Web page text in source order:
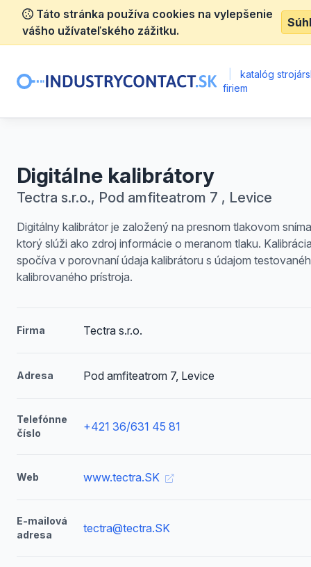
Táto stránka používa cookies na vylepšenie
vášho užívateľského zážitku.
katalóg
firiem
Digitálne kalibrátory
Tectra s.r.o., Pod amfiteatrom 7 , Levice
Digitálny kalibrátor je založený na presnom tlakovom
ktorý slúži ako zdroj informácie o meranom tlaku.
spočíva v porovnaní údaja kalibrátoru s údajom
kalibrovaného prístroja.
Firma Tectra s.r.o.
Adresa Pod amfiteatrom 7, Levice
Telefónne
číslo
+421 36/631 45 81
Web www.tectra.SK
E-mailová
adresa
tectra@tectra.SK